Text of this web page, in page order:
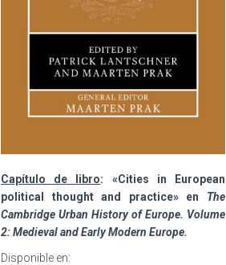
Capítulo de libro: «Cities in European
political thought and practice» en The
Cambridge Urban History of Europe. Volume
2: Medieval and Early Modern Europe.
Disponible en: